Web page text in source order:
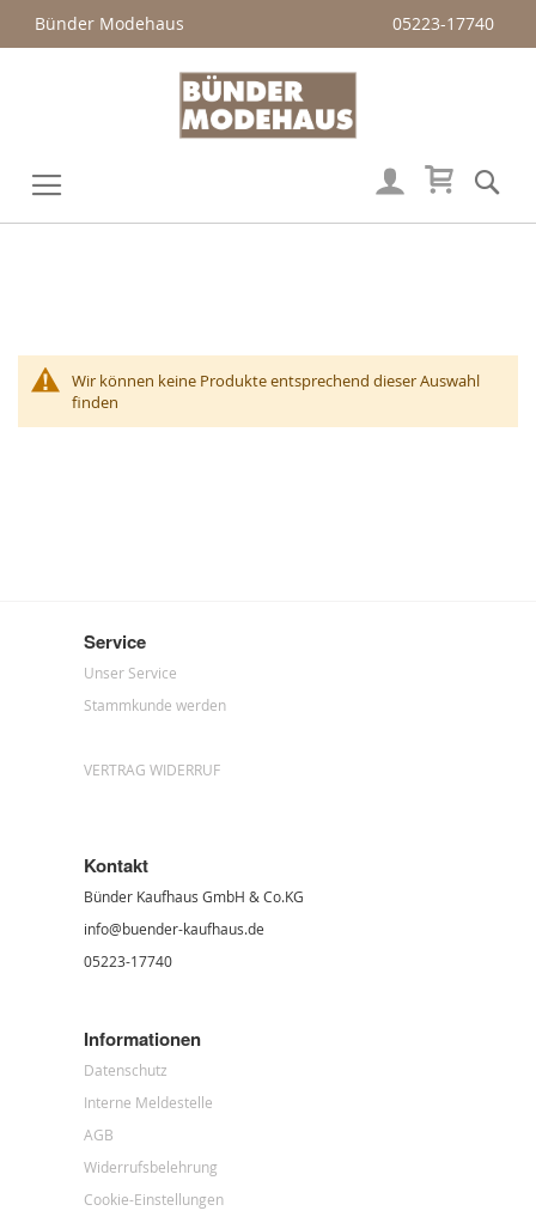
Bünder Modehaus 05223-17740
Mein
Wir können keine Produkte entsprechend dieser Auswahl
finden
Service
Unser Service
Stammkunde werden
VERTRAG WIDERRUF
Kontakt
Bünder Kaufhaus GmbH & Co.KG
info@buender-kaufhaus.de
05223-17740
Informationen
Datenschutz
Interne Meldestelle
AGB
Widerrufsbelehrung
Cookie-Einstellungen